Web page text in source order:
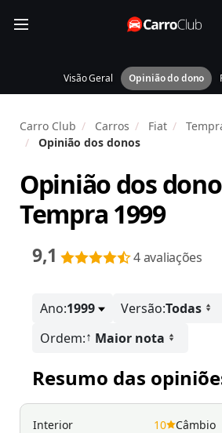
Visão Geral Opinião do dono
Carro Club Carros Fiat
Opinião dos donos
Opinião dos
Tempra 1999
9,1 4 avaliações
Ano:1999 Versão:Todas
Ordem:↑ Maior nota
Resumo das
Interior
10
Câmbio